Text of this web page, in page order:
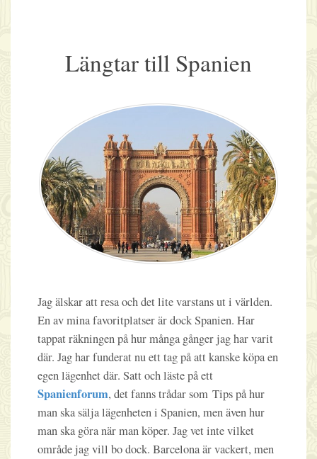
Längtar till Spanien
Jag älskar att resa och det lite varstans ut i världen.
En av mina favoritplatser är dock Spanien. Har
tappat räkningen på hur många gånger jag har varit
där. Jag har funderat nu ett tag på att kanske köpa en
egen lägenhet där. Satt och läste på ett
Spanienforum, det fanns trådar som Tips på hur
man ska sälja lägenheten i Spanien, men även hur
man ska göra när man köper. Jag vet inte vilket
område jag vill bo dock. Barcelona är vackert, men